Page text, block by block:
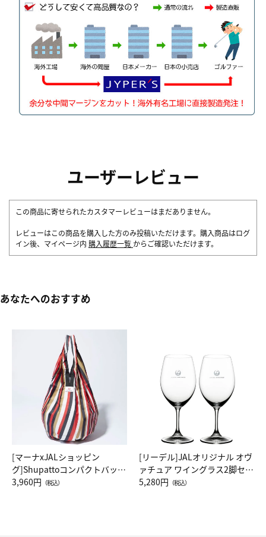
ユーザーレビュー
この商品に寄せられたカスタマーレビューはまだありません。
レビューはこの商品を購入した方のみ投稿いただけます。購入商品はログ
イン後、マイページ内 購入履歴一覧 からご確認いただけます。
あなたへのおすすめ
[マーナxJALショッピン
グ]Shupattoコンパクトバッグ
Drop JAL客室乗務員（LC）ス
3,960円 （税込）
[リーデル]JALオリジナル オヴ
ァチュア ワイングラス2脚セッ
ト（レッドワイン）
5,280円 （税込）